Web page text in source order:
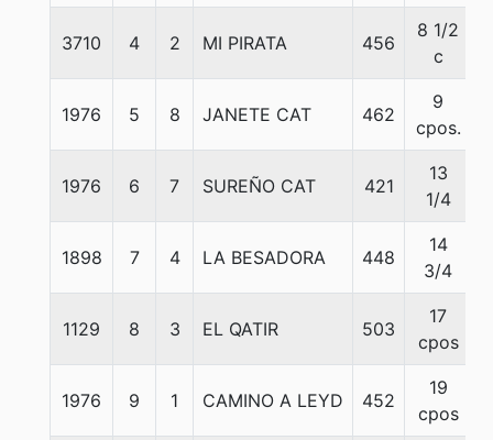
3710 4 2 MI PIRATA 456
8 1/2
c
1976 5 8 JANETE CAT 462
9
cpos.
1976 6 7 SUREÑO CAT 421
13
1/4
1898 7 4 LA BESADORA 448
14
3/4
1129 8 3 EL QATIR 503
17
cpos
1976 9 1 CAMINO A LEYD 452
19
cpos